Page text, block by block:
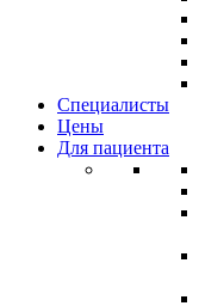
Специалисты
Цены
Для пациента